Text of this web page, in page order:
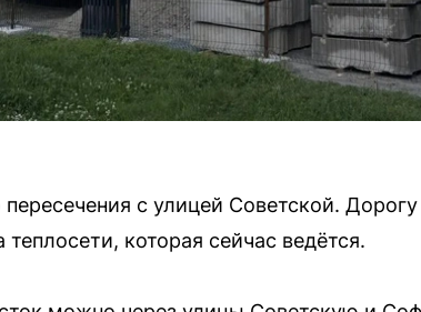
с улицей Советской.
которая сейчас ведётся.